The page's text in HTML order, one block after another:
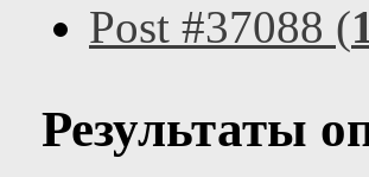
Post #37088 (
Результаты